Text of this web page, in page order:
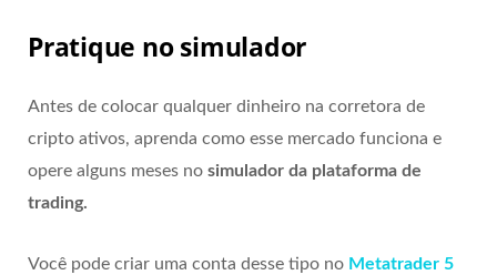
Pratique no simulador
Antes de colocar qualquer dinheiro na corretora de
cripto ativos, aprenda como esse mercado funciona e
opere alguns meses no simulador da plataforma de
trading.
Você pode criar uma conta desse tipo no Metatrader 5